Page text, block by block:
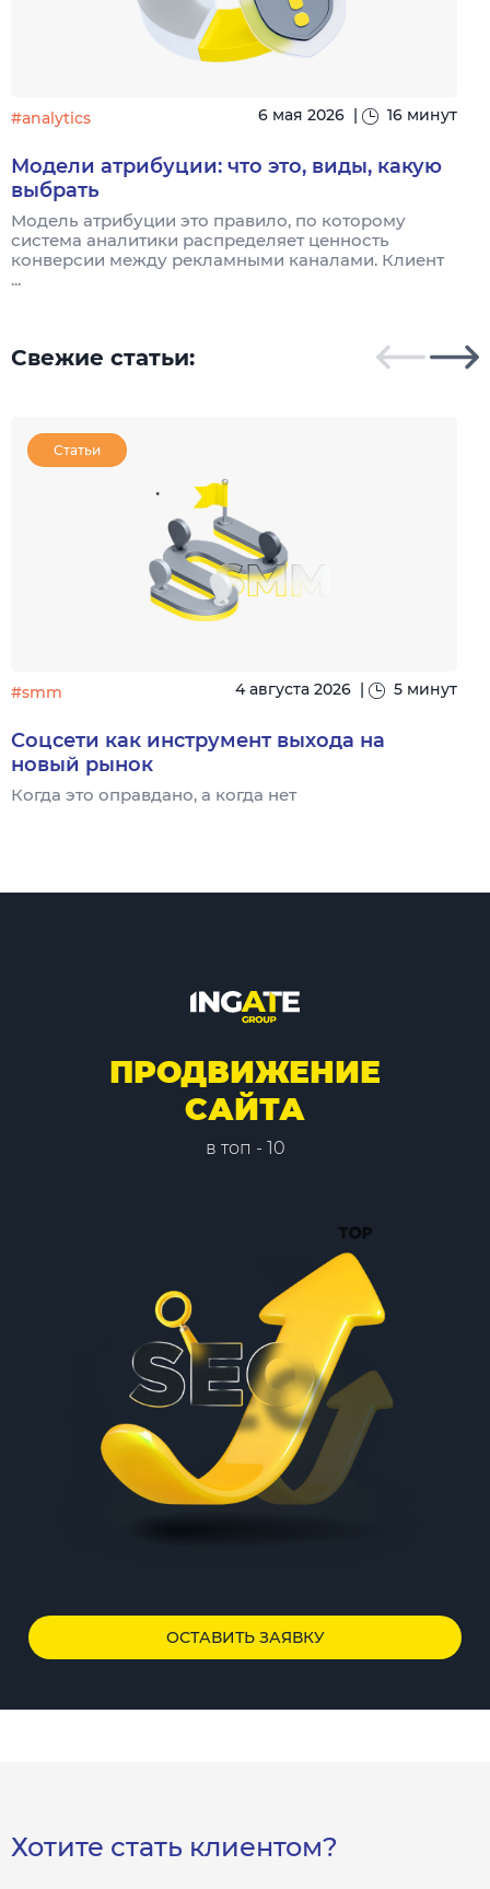
#analytics 6 мая 2026 | 16 минут
Модели атрибуции: что это, виды, какую
выбрать
Модель атрибуции это правило, по которому
система аналитики распределяет ценность
конверсии между рекламными каналами. Клиент
...
Свежие статьи:
Статьи
#smm 4 августа 2026 | 5 минут
Соцсети как инструмент выхода на
новый рынок
Когда это оправдано, а когда нет
ПРОДВИЖЕНИЕ
САЙТА
в топ - 10
ОСТАВИТЬ ЗАЯВКУ
Хотите стать клиентом?